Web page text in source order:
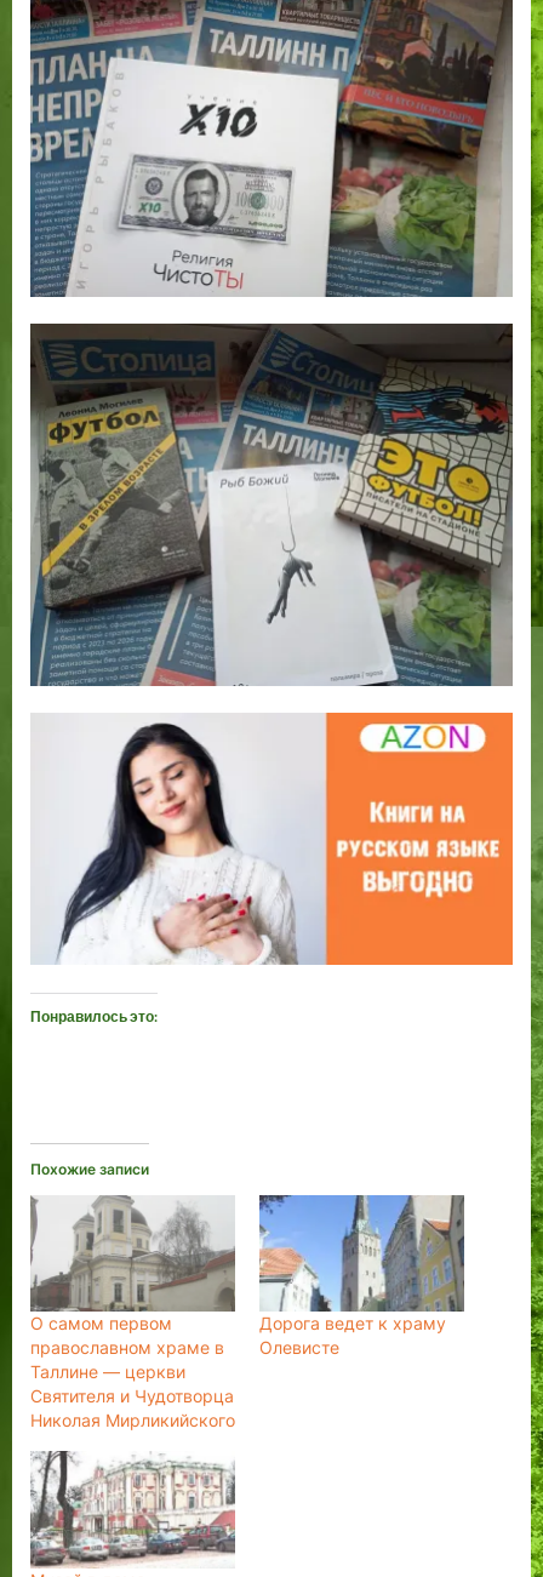
Понравилось это:
Похожие записи
О самом первом
православном храме в
Таллине — церкви
Святителя и Чудотворца
Николая Мирликийского
Дорога ведет к храму
Олевисте